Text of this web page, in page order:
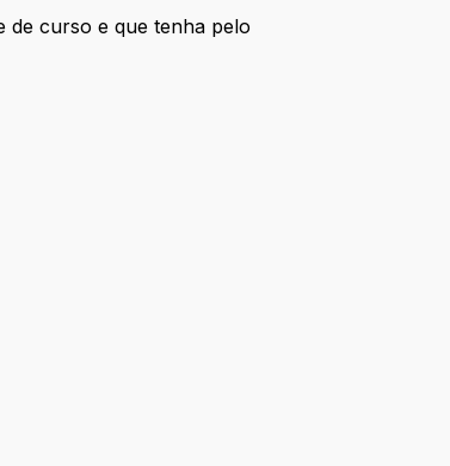
de curso e que tenha pelo